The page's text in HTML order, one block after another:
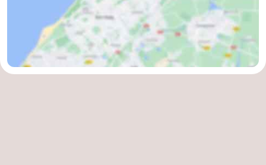
doen
Bezienswaardigheden
-